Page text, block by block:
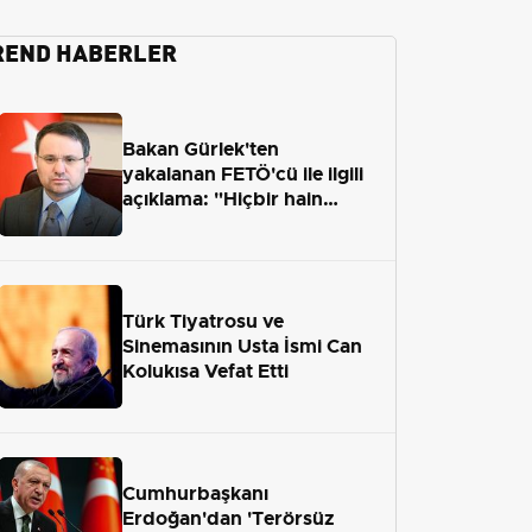
HABERLER
Bakan Gürlek'ten
yakalanan FETÖ'cü ile ilgili
açıklama: "Hiçbir hain
Türk Tiyatrosu ve
Sinemasının Usta İsmi Can
Kolukısa Vefat Etti
Cumhurbaşkanı
Erdoğan'dan 'Terörsüz